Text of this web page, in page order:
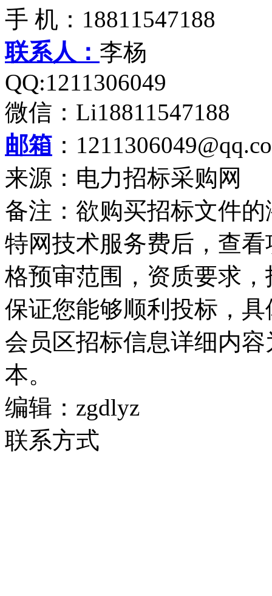
手 机：18811547188
联系人： 李杨
QQ:1211306049
微信：Li18811547188
邮箱 ：
来源：电力招标采购网
备注：欲购买招标文件
特网技术服务费后，查
格预审范围，资质要求
保证您能够顺利投标，
会员区招标信息详细内
本。
编辑：zgdlyz
联系方式